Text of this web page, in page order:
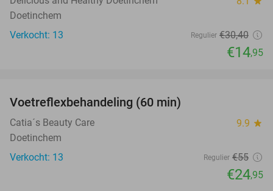
Doetinchem
Verkocht: 13
Regulier €30,40
€14,95
TODAY
Voetreflexbehandeling (60 min)
Catia´s Beauty Care 9.9 star
Doetinchem
Verkocht: 13
Regulier €55
€24,95